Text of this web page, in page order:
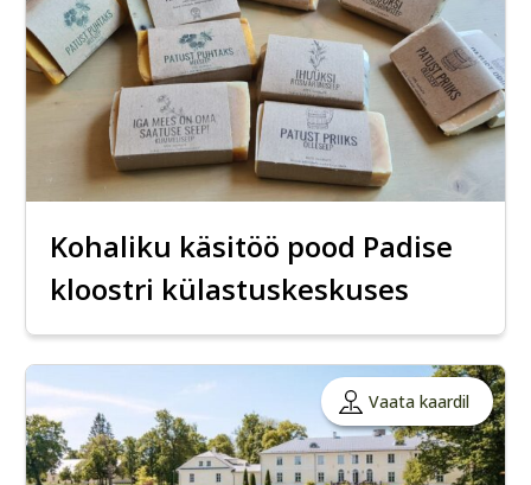
Kohaliku käsitöö pood Padise
kloostri külastuskeskuses
Vaata kaardil